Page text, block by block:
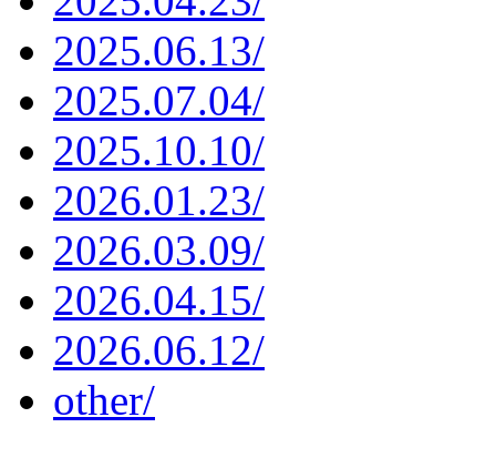
2025.06.13/
2025.07.04/
2025.10.10/
2026.01.23/
2026.03.09/
2026.04.15/
2026.06.12/
other/